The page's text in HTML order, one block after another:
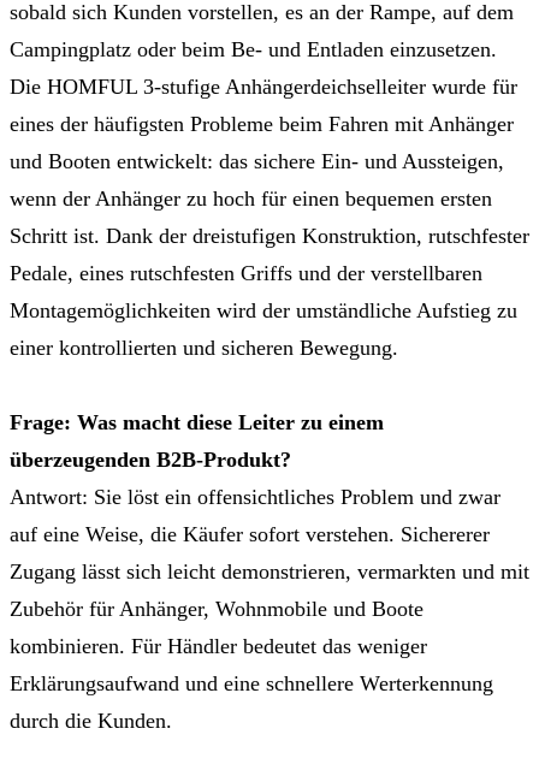
sobald sich Kunden vorstellen, es an der Rampe, auf dem
Campingplatz oder beim Be- und Entladen einzusetzen.
Die HOMFUL 3-stufige Anhängerdeichselleiter wurde für
eines der häufigsten Probleme beim Fahren mit Anhänger
und Booten entwickelt: das sichere Ein- und Aussteigen,
wenn der Anhänger zu hoch für einen bequemen ersten
Schritt ist. Dank der dreistufigen Konstruktion, rutschfester
Pedale, eines rutschfesten Griffs und der verstellbaren
Montagemöglichkeiten wird der umständliche Aufstieg zu
einer kontrollierten und sicheren Bewegung.
Frage: Was macht diese Leiter zu einem
überzeugenden B2B-Produkt?
Antwort: Sie löst ein offensichtliches Problem und zwar
auf eine Weise, die Käufer sofort verstehen. Sichererer
Zugang lässt sich leicht demonstrieren, vermarkten und mit
Zubehör für Anhänger, Wohnmobile und Boote
kombinieren. Für Händler bedeutet das weniger
Erklärungsaufwand und eine schnellere Werterkennung
durch die Kunden.